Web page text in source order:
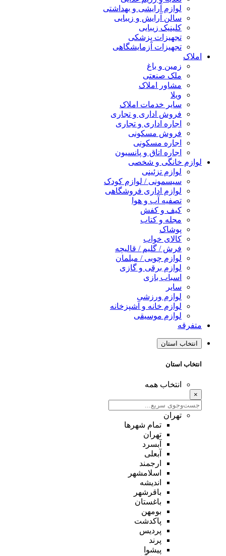
لوازم آرایشی و بهداشتی
سالن آرایش و زیبایی
کلینیک زیبایی
تجهیزات پزشکی
تجهیزات آزمایشگاهی
املاک
زمین و باغ
ملک صنعتی
مشاور املاک
ویلا
سایر خدمات املاک
فروش اداری و تجاری
اجاره اداری و تجاری
فروش مسکونی
اجاره مسکونی
اجاره اتاق و پانسیون
لوازم خانگی و شخصی
لوازم تزئینی
سیسمونی / لوازم کودک
لوازم اداری فروشگاهی
تصفیه آب و هوا
کیف و کفش
مجله و کتاب
پوشاک
کالای خواب
فرش / گلیم / قالیچه
لوازم چوبی / مبلمان
لوازم برقی و گازی
اسباب بازی
سایر
لوازم ورزشی
لوازم خانه و آشپزخانه
لوازم موسیقی
متفرقه
انتخاب استان
انتخاب استان
انتخاب همه
×
تهران
تمام شهر‌ها
تهران
آبسرد
آبعلی
ارجمند
اسلامشهر
اندیشه
باقرشهر
باغستان
بومهن
پاکدشت
پردیس
پرند
پیشوا